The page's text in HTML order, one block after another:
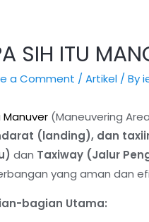
SIH ITU
a Comment /Artikel / By
Manuver (Maneuvering
(landing), dan
dan Taxiway (Jalur
yang aman dan
bagian Utama: